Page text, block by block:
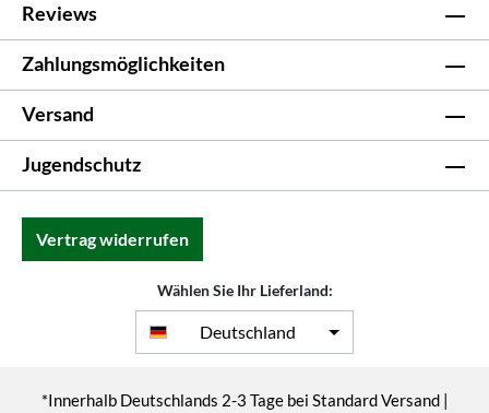
Reviews
Zahlungsmöglichkeiten
Versand
Jugendschutz
Vertrag widerrufen
Wählen Sie Ihr Lieferland:
Deutschland
*Innerhalb Deutschlands 2-3 Tage bei Standard Versand |